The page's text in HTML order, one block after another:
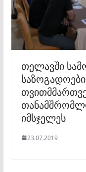
თელავში
იმსჯელეს
23.07.2019